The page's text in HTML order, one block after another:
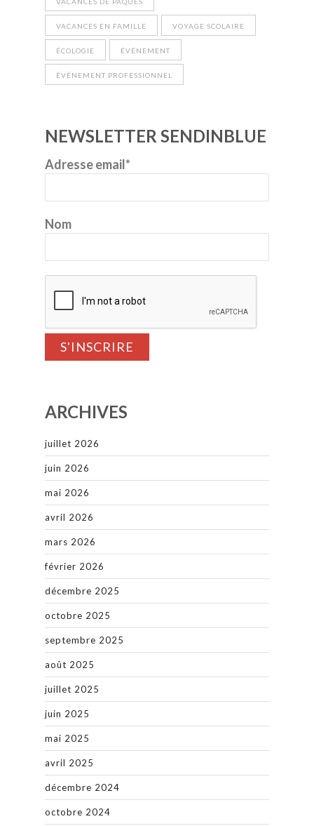
VACANCES EN FAMILLE VOYAGE SCOLAIRE
ÉCOLOGIE ÉVÉNEMENT
ÉVÉNEMENT PROFESSIONNEL
NEWSLETTER SENDINBLUE
Adresse email*
Nom
ARCHIVES
juillet 2026
juin 2026
mai 2026
avril 2026
mars 2026
février 2026
décembre 2025
octobre 2025
septembre 2025
août 2025
juillet 2025
juin 2025
mai 2025
avril 2025
décembre 2024
octobre 2024